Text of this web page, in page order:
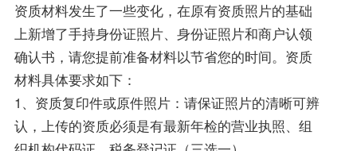
资质材料发生了一些变化，在原有资质照片的基础
上新增了手持身份证照片、身份证照片和商户认领
确认书，请您提前准备材料以节省您的时间。资质
材料具体要求如下：
1、资质复印件或原件照片：请保证照片的清晰可辨
认，上传的资质必须是有最新年检的营业执照、组